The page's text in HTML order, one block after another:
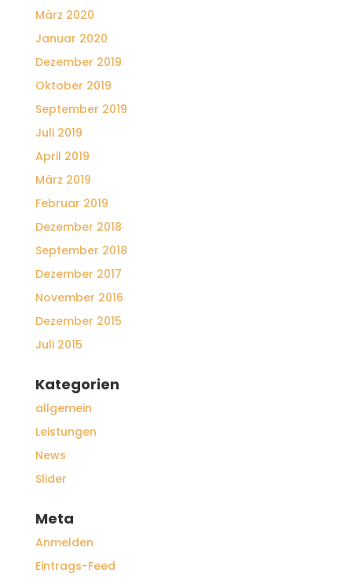
März 2020
Januar 2020
Dezember 2019
Oktober 2019
September 2019
Juli 2019
April 2019
März 2019
Februar 2019
Dezember 2018
September 2018
Dezember 2017
November 2016
Dezember 2015
Juli 2015
Kategorien
allgemein
Leistungen
News
Slider
Meta
Anmelden
Eintrags-Feed